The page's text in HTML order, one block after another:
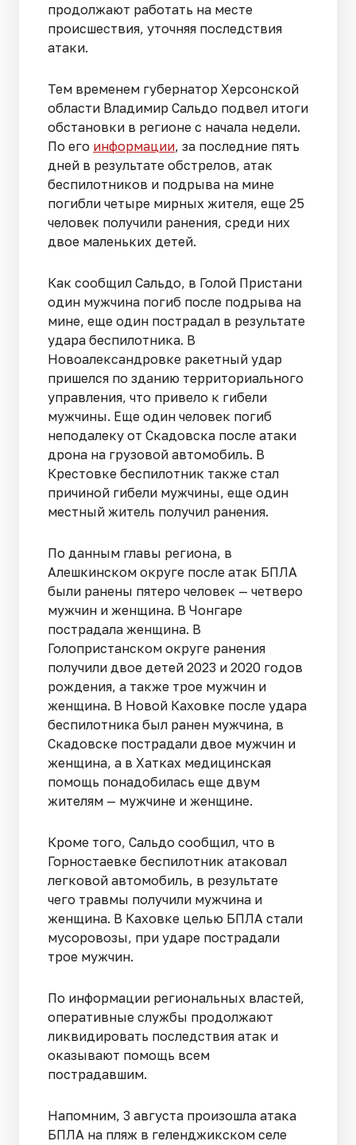
продолжают работать на месте
происшествия, уточняя последствия
атаки.
Тем временем губернатор Херсонской
области Владимир Сальдо подвел итоги
обстановки в регионе с начала недели.
По его информации, за последние пять
дней в результате обстрелов, атак
беспилотников и подрыва на мине
погибли четыре мирных жителя, еще 25
человек получили ранения, среди них
двое маленьких детей.
Как сообщил Сальдо, в Голой Пристани
один мужчина погиб после подрыва на
мине, еще один пострадал в результате
удара беспилотника. В
Новоалександровке ракетный удар
пришелся по зданию территориального
управления, что привело к гибели
мужчины. Еще один человек погиб
неподалеку от Скадовска после атаки
дрона на грузовой автомобиль. В
Крестовке беспилотник также стал
причиной гибели мужчины, еще один
местный житель получил ранения.
По данным главы региона, в
Алешкинском округе после атак БПЛА
были ранены пятеро человек — четверо
мужчин и женщина. В Чонгаре
пострадала женщина. В
Голопристанском округе ранения
получили двое детей 2023 и 2020 годов
рождения, а также трое мужчин и
женщина. В Новой Каховке после удара
беспилотника был ранен мужчина, в
Скадовске пострадали двое мужчин и
женщина, а в Хатках медицинская
помощь понадобилась еще двум
жителям — мужчине и женщине.
Кроме того, Сальдо сообщил, что в
Горностаевке беспилотник атаковал
легковой автомобиль, в результате
чего травмы получили мужчина и
женщина. В Каховке целью БПЛА стали
мусоровозы, при ударе пострадали
трое мужчин.
По информации региональных властей,
оперативные службы продолжают
ликвидировать последствия атак и
оказывают помощь всем
пострадавшим.
Напомним, 3 августа произошла атака
БПЛА на пляж в геленджикском селе